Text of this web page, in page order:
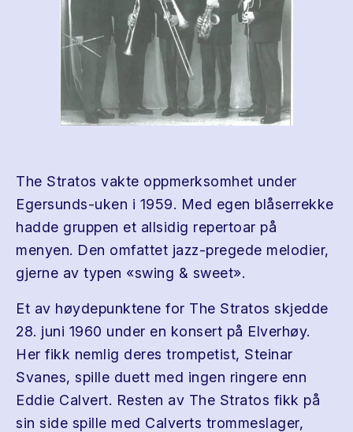
The Stratos vakte oppmerksomhet under
Egersunds-uken i 1959. Med egen blåserrekke
hadde gruppen et allsidig repertoar på
menyen. Den omfattet jazz-pregede melodier,
gjerne av typen «swing & sweet».
Et av høydepunktene for The Stratos skjedde
28. juni 1960 under en konsert på Elverhøy.
Her fikk nemlig deres trompetist, Steinar
Svanes, spille duett med ingen ringere enn
Eddie Calvert. Resten av The Stratos fikk på
sin side spille med Calverts trommeslager,